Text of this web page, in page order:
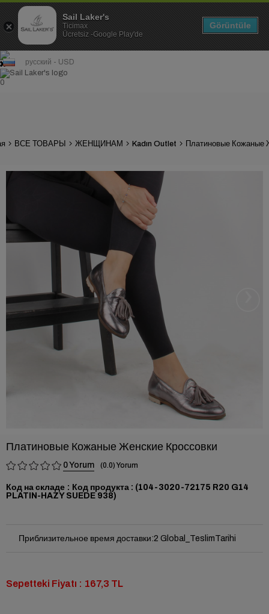
русский - USD
0
ВСЕ ТОВАРЫ ЖЕНЩИНАМ Kadın Outlet
Платиновые Кожаные Женские Кроссовки
0 0.0
Код на складе
(104-3020-72175 R20 G14
PLATIN-HAZY SUEDE 938)
Приблизительное время доставки:2 Global_TeslimTarihi
Sepetteki Fiyatı : 167,3 TL
Sail Laker's
Ticimax
Ücretsiz -Google Play'de
Görüntüle